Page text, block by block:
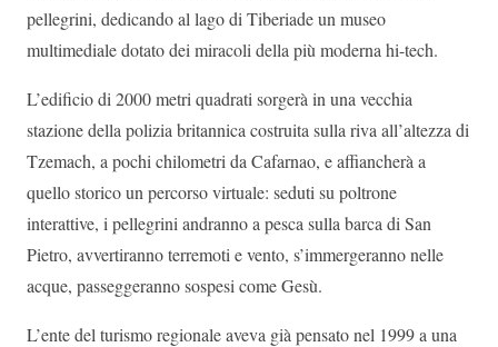
pellegrini, dedicando al lago di Tiberiade un museo
multimediale dotato dei miracoli della più moderna hi-tech.
L’edificio di 2000 metri quadrati sorgerà in una vecchia
stazione della polizia britannica costruita sulla riva all’altezza di
Tzemach, a pochi chilometri da Cafarnao, e affiancherà a
quello storico un percorso virtuale: seduti su poltrone
interattive, i pellegrini andranno a pesca sulla barca di San
Pietro, avvertiranno terremoti e vento, s’immergeranno nelle
acque, passeggeranno sospesi come Gesù.
L’ente del turismo regionale aveva già pensato nel 1999 a una